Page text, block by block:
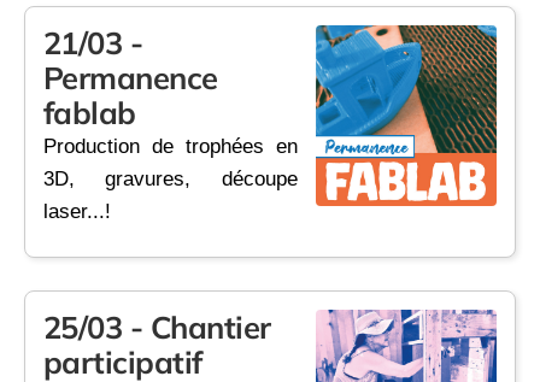
21/03 -
Permanence
fablab
Production de trophées en
3D, gravures, découpe
laser...!
25/03 - Chantier
participatif